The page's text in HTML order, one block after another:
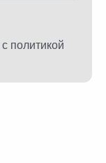
с политикой